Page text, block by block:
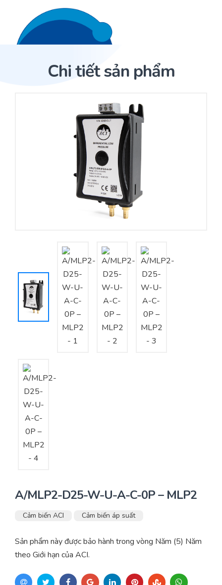
Trang Chủ
Cảm biến ACI
Nhà phân phối cảm biến
Nhà sản xuất thiết bị điều khiển
Cung cấp giải pháp quản lý cho toà nhà (BMS)
Tư vấn – Thiết kế – Cung cấp thiết bị HVAC
Tư vấn thiết kế, thi công tủ điều khiển
Thi công – Lắp đặt hệ thống HVAC
Chi tiết sản phẩm
A/MLP2-D25-W-U-A-C-0P – MLP2
Cảm biến ACI Cảm biến áp suất
Sản phẩm này được bảo hành trong vòng Năm (5) Năm
theo Giới hạn của ACI.